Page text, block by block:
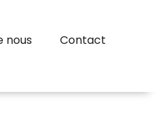
nous Contact